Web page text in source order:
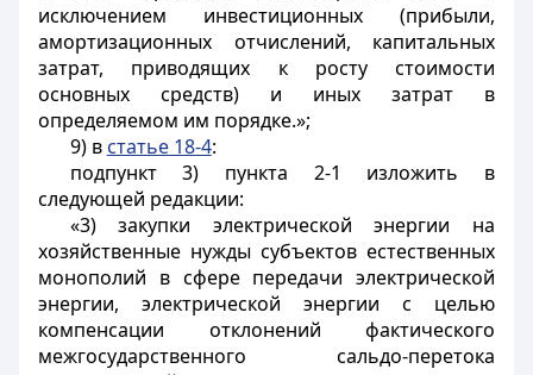
исключением инвестиционных (прибыли,
амортизационных отчислений, капитальных
затрат, приводящих к росту стоимости
основных средств) и иных затрат в
определяемом им порядке.»;
9) в статье 18-4:
подпункт 3) пункта 2-1 изложить в
следующей редакции:
«3) закупки электрической энергии на
хозяйственные нужды субъектов естественных
монополий в сфере передачи электрической
энергии, электрической энергии с целью
компенсации отклонений фактического
межгосударственного сальдо-перетока